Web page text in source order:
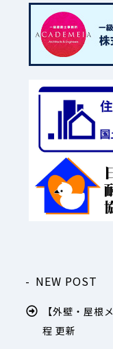
NEW POST
【外壁・屋根
程 更新